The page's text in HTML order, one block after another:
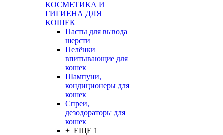
КОСМЕТИКА И
ГИГИЕНА ДЛЯ
КОШЕК
Пасты для вывода
шерсти
Пелёнки
впитывающие для
кошек
Шампуни,
кондиционеры для
кошек
Спреи,
дезодораторы для
кошек
+ ЕЩЕ 1